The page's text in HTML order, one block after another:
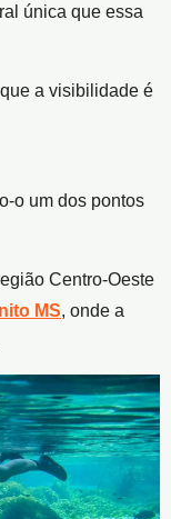
única que essa
a visibilidade é
o um dos pontos
Centro-Oeste
MS, onde a